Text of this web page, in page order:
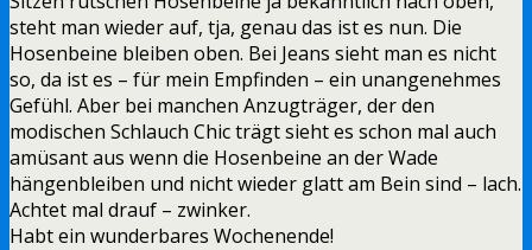
steht man wieder auf, tja, genau das ist es nun. Die
Hosenbeine bleiben oben. Bei Jeans sieht man es nicht
so, da ist es – für mein Empfinden – ein unangenehmes
Gefühl. Aber bei manchen Anzugträger, der den
modischen Schlauch Chic trägt sieht es schon mal auch
amüsant aus wenn die Hosenbeine an der Wade
hängenbleiben und nicht wieder glatt am Bein sind – lach.
Achtet mal drauf – zwinker.
Habt ein wunderbares Wochenende!